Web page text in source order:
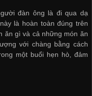
đàn ông là đi qua dạ
là hoàn toàn đúng trên
ăn gì và cả những món ăn
với chàng bằng cách
một buổi hẹn hò, đảm